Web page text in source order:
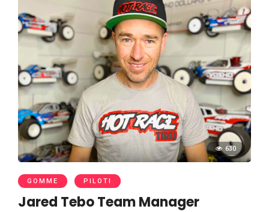
630
GOMME PILOTI
Jared Tebo Team Manager